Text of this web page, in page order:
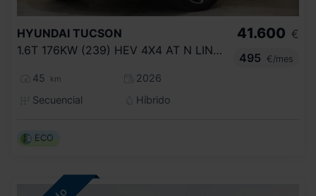
HYUNDAI TUCSON
1.6T 176KW (239) HEV 4X4 AT N LINE STYLE
45 km
2026
Secuencial
Híbrido
41.600 €
495
€/mes
ECO